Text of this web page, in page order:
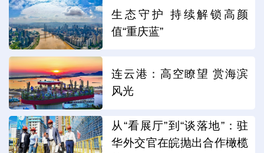
生态守护 持续解锁高颜
值“重庆蓝”
连云港：高空瞭望 赏海滨
风光
从“看展厅”到“谈落地”：驻
华外交官在皖抛出合作橄榄